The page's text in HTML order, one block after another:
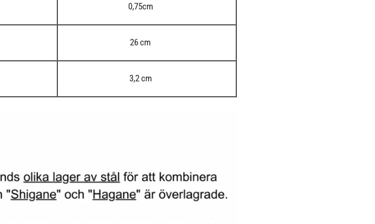
0,75cm
26 cm
3,2 cm